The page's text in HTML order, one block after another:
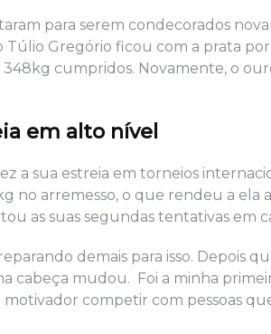
para serem condecorados
Túlio Gregório ficou com a prata
cumpridos. Novamente, o
em alto nível
a sua estreia em torneios
no arremesso, o que rendeu a
as suas segundas tentativas em
demais para isso. Depois
cabeça mudou. Foi a minha
competir com pessoas